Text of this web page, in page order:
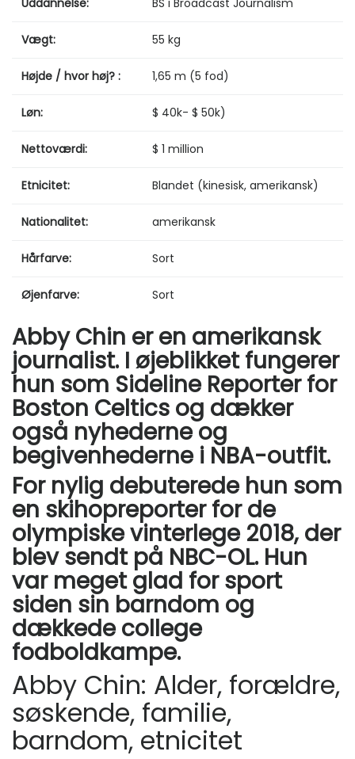
Vægt: 55 kg
Højde / hvor høj? : 1,65 m (5 fod)
Løn: $ 40k- $ 50k)
Nettoværdi: $ 1 million
Etnicitet: Blandet (kinesisk, amerikansk)
Nationalitet: amerikansk
Hårfarve: Sort
Øjenfarve: Sort
Abby Chin er en amerikansk
journalist. I øjeblikket fungerer
hun som Sideline Reporter for
Boston Celtics og dækker
også nyhederne og
begivenhederne i NBA-outfit.
For nylig debuterede hun som
en skihopreporter for de
olympiske vinterlege 2018, der
blev sendt på NBC-OL. Hun
var meget glad for sport
siden sin barndom og
dækkede college
fodboldkampe.
Abby Chin: Alder, forældre,
søskende, familie,
barndom, etnicitet